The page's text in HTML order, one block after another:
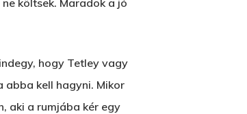
költsek. Maradok a jó
hogy Tetley vagy
abba kell hagyni. Mikor
aki a rumjába kér egy